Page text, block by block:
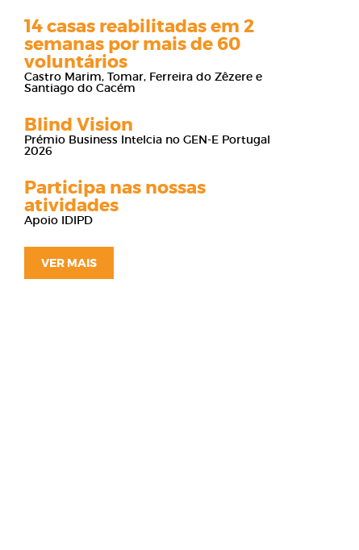
14 casas reabilitadas em 2
semanas por mais de 60
voluntários
Castro Marim, Tomar, Ferreira do Zêzere e
Santiago do Cacém
Blind Vision
Prémio Business Intelcia no GEN-E Portugal
2026
Participa nas nossas
atividades
Apoio IDIPD
VER MAIS